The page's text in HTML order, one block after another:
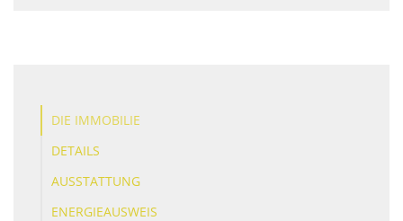
DIE IMMOBILIE
DETAILS
AUSSTATTUNG
ENERGIEAUSWEIS